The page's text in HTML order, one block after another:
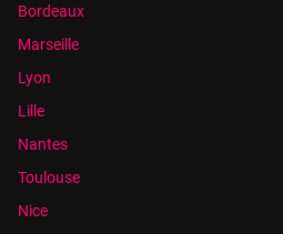
Bordeaux
Marseille
Lyon
Lille
Nantes
Toulouse
Nice